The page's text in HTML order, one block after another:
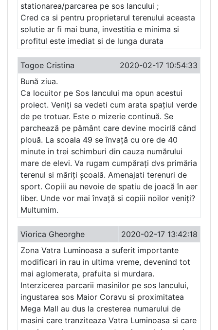
stationarea/parcarea pe sos Iancului ;
Cred ca si pentru proprietarul terenului aceasta
solutie ar fi mai buna, investitia e minima si
profitul este imediat si de lunga durata
Togoe Cristina
2020-02-17 10:54:33
Bună ziua.
Ca locuitor pe Sos Iancului ma opun acestui
proiect. Veniți sa vedeti cum arata spațiul verde
de pe trotuar. Este o mizerie continuă. Se
parchează pe pământ care devine mocirlă când
plouă. La scoala 49 se învață cu ore de 40
minute in trei schimburi din cauza numărului
mare de elevi. Va rugam cumpărați dvs primăria
terenul si măriți școală. Amenajati terenuri de
sport. Copiii au nevoie de spatiu de joacă în aer
liber. Unde vor mai învață si copiii noilor veniți?
Multumim.
Viorica Gheorghe
2020-02-17 13:42:18
Zona Vatra Luminoasa a suferit importante
modificari in rau in ultima vreme, devenind tot
mai aglomerata, prafuita si murdara.
Interzicerea parcarii masinilor pe sos Iancului,
ingustarea sos Maior Coravu si proximitatea
Mega Mall au dus la cresterea numarului de
masini care tranziteaza Vatra Luminoasa si care